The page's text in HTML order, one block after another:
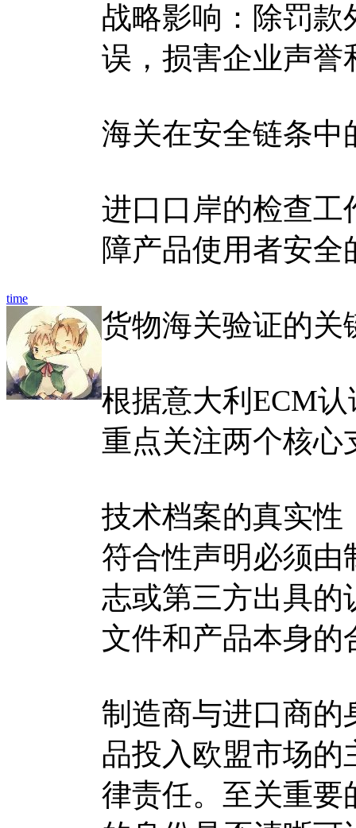
time
战略影响：除罚款
误，损害企业声誉
海关在安全链条中
进口口岸的检查工
障产品使用者安
货物海关验证的关
根据意大利ECM
重点关注两个核心
技术档案的真实性
符合性声明必须由
志或第三方出具的
文件和产品本身的
制造商与进口商的
品投入欧盟市场
律责任。至关重要